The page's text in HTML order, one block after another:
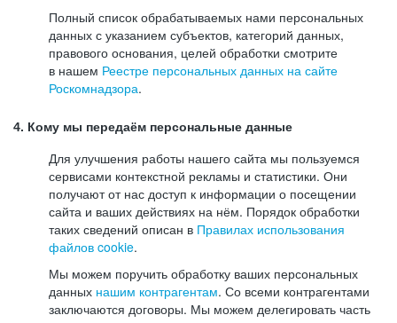
Полный список обрабатываемых нами персональных
данных с указанием субъектов, категорий данных,
правового основания, целей обработки смотрите
в нашем Реестре персональных данных на сайте
Роскомнадзора.
4. Кому мы передаём персональные данные
Для улучшения работы нашего сайта мы пользуемся
сервисами контекстной рекламы и статистики. Они
получают от нас доступ к информации о посещении
сайта и ваших действиях на нём. Порядок обработки
таких сведений описан в Правилах использования
файлов cookie.
Мы можем поручить обработку ваших персональных
данных нашим контрагентам. Со всеми контрагентами
заключаются договоры. Мы можем делегировать часть